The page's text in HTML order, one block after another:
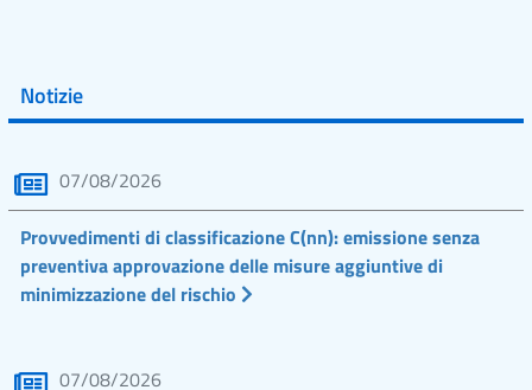
Notizie
07/08/2026
Provvedimenti di classificazione C(nn): emissione senza
preventiva approvazione delle misure aggiuntive di
minimizzazione del rischio
07/08/2026